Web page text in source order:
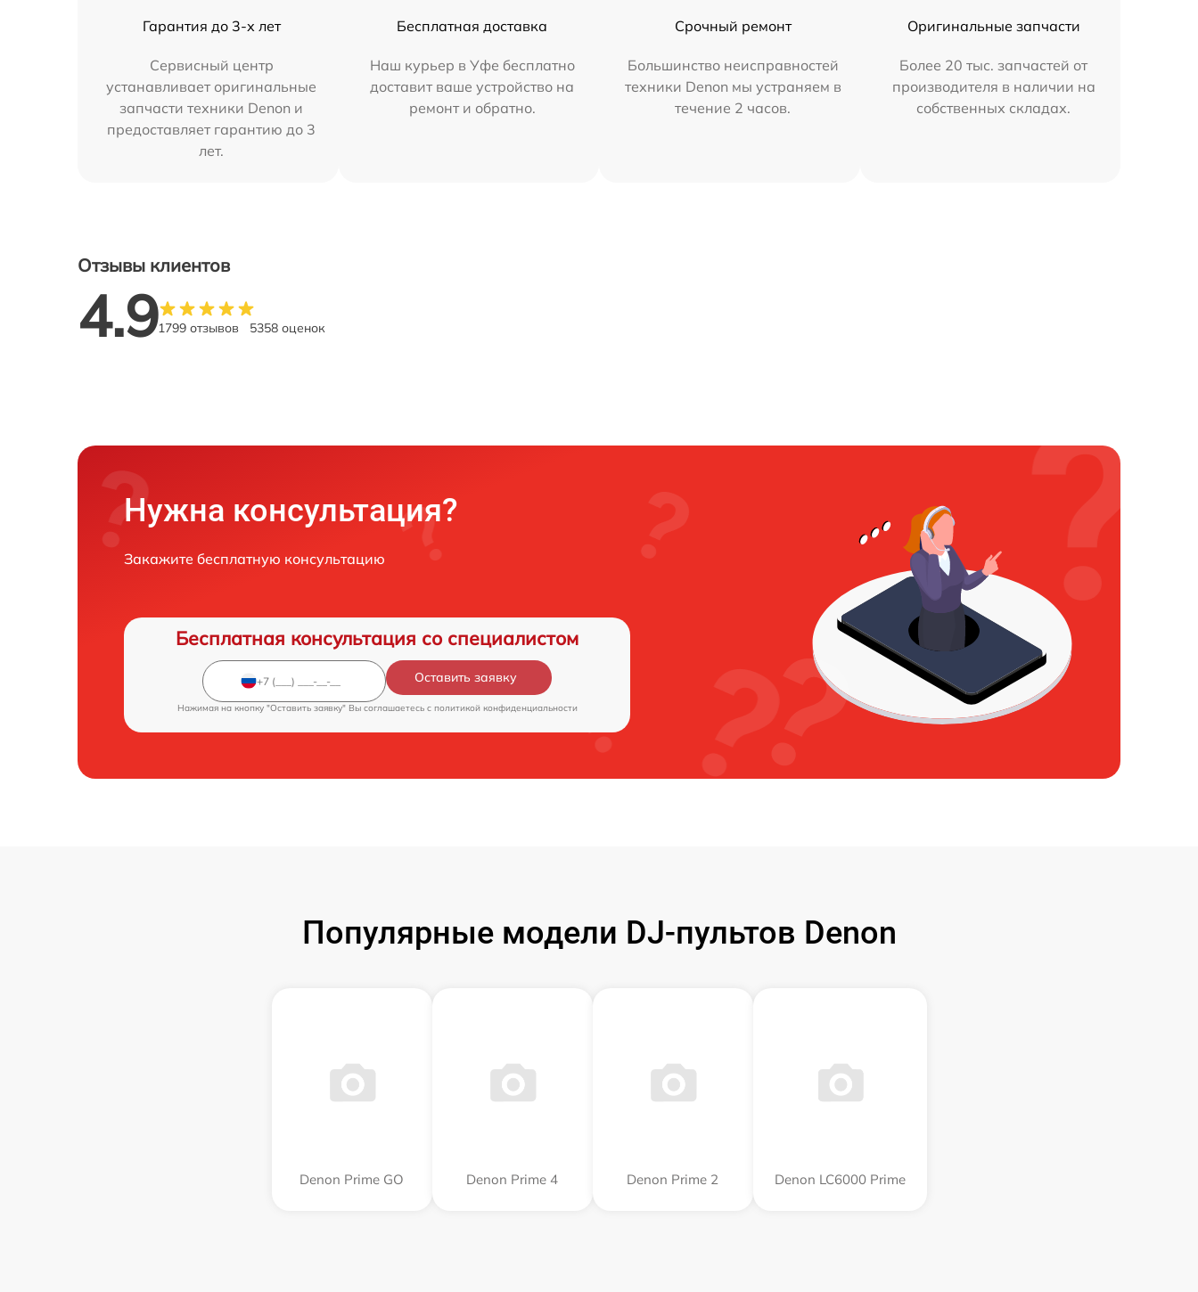
Гарантия до 3-х лет
Сервисный центр
устанавливает оригинальные
запчасти техники Denon и
предоставляет гарантию до 3
лет.
Бесплатная доставка
Наш курьер в Уфе бесплатно
доставит ваше устройство на
ремонт и обратно.
Срочный ремонт
Большинство неисправностей
техники Denon мы устраняем в
течение 2 часов.
Оригинальные запчасти
Более 20 тыс. запчастей от
производителя в наличии на
собственных складах.
Отзывы клиентов
4.91799 отзывов 5358 оценок
Нужна консультация?
Закажите бесплатную консультацию
Бесплатная консультация со специалистом
Оставить заявку
Нажимая на кнопку "Оставить заявку" Вы соглашаетесь c политикой конфиденциальности
Популярные модели DJ-пультов Denon
Denon Prime GO Denon Prime 4 Denon Prime 2 Denon LC6000 Prime